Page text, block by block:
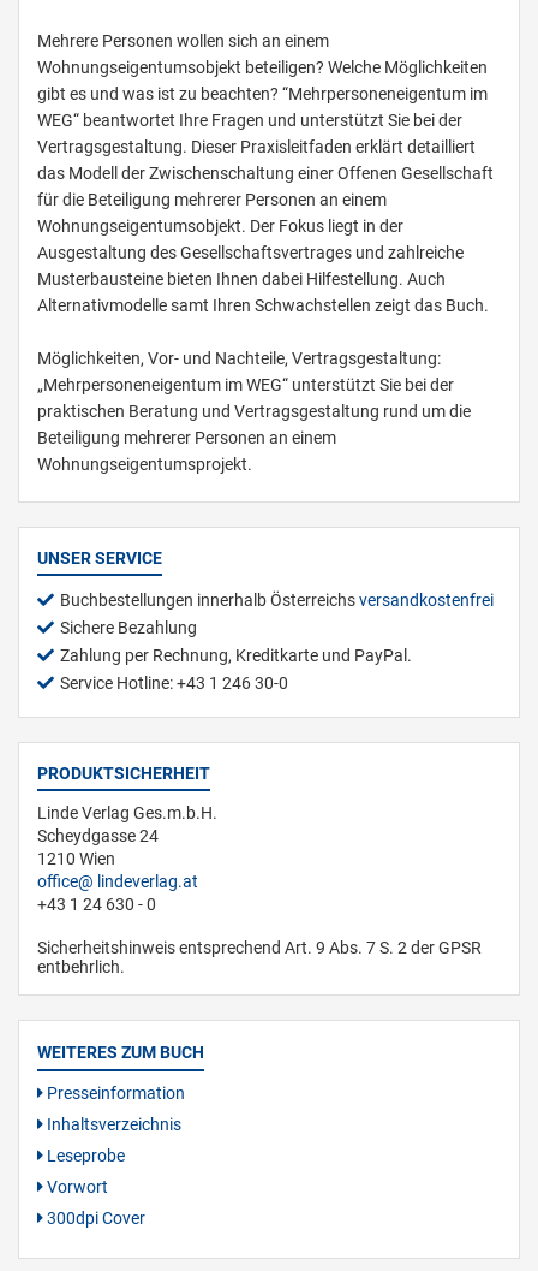
Mehrere Personen wollen sich an einem
Wohnungseigentumsobjekt beteiligen? Welche Möglichkeiten
gibt es und was ist zu beachten? “Mehrpersoneneigentum im
WEG“ beantwortet Ihre Fragen und unterstützt Sie bei der
Vertragsgestaltung. Dieser Praxisleitfaden erklärt detailliert
das Modell der Zwischenschaltung einer Offenen Gesellschaft
für die Beteiligung mehrerer Personen an einem
Wohnungseigentumsobjekt. Der Fokus liegt in der
Ausgestaltung des Gesellschaftsvertrages und zahlreiche
Musterbausteine bieten Ihnen dabei Hilfestellung. Auch
Alternativmodelle samt Ihren Schwachstellen zeigt das Buch.
Möglichkeiten, Vor- und Nachteile, Vertragsgestaltung:
„Mehrpersoneneigentum im WEG“ unterstützt Sie bei der
praktischen Beratung und Vertragsgestaltung rund um die
Beteiligung mehrerer Personen an einem
Wohnungseigentumsprojekt.
UNSER SERVICE
Buchbestellungen innerhalb Österreichsversandkostenfrei
Sichere Bezahlung
Zahlung per Rechnung, Kreditkarte und PayPal.
Service Hotline: +43 1 246 30-0
PRODUKTSICHERHEIT
Linde Verlag Ges.m.b.H.
Scheydgasse 24
1210 Wien
office
lindeverlag.at
+43 1 24 630 - 0
Sicherheitshinweis entsprechend Art. 9 Abs. 7 S. 2 der GPSR
entbehrlich.
WEITERES ZUM BUCH
Presseinformation
Inhaltsverzeichnis
Leseprobe
Vorwort
300dpi Cover